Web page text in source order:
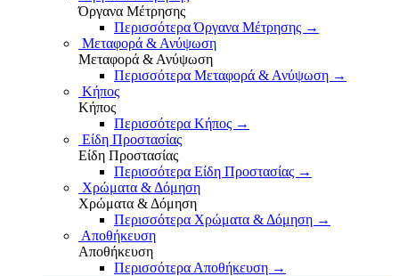
Όργανα Μέτρησης
Περισσότερα Όργανα Μέτρησης →
Μεταφορά & Ανύψωση
Μεταφορά & Ανύψωση
Περισσότερα Μεταφορά & Ανύψωση →
Κήπος
Κήπος
Περισσότερα Κήπος →
Είδη Προστασίας
Είδη Προστασίας
Περισσότερα Είδη Προστασίας →
Χρώματα & Δόμηση
Χρώματα & Δόμηση
Περισσότερα Χρώματα & Δόμηση →
Αποθήκευση
Αποθήκευση
Περισσότερα Αποθήκευση →